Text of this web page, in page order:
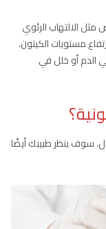
الالتهاب الرئوي
مستويات الكيتون.
الدم أو خلل في
سوف ينظر طبيبك أيضًا